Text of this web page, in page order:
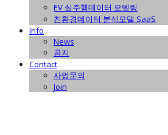
EV 실주행데이터 모델링
친환경데이터 분석모델 SaaS
Info
News
공지
Contact
사업문의
Join